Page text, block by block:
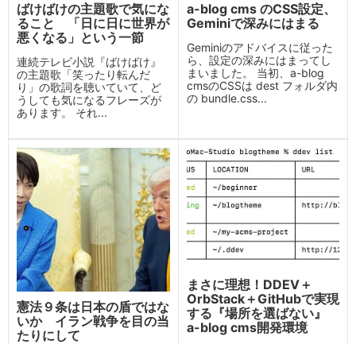
ばけばけの主題歌で気にな
ること 「日に日に世界が
悪くなる」という一節
連続テレビ小説『ばけばけ』
の主題歌「笑ったり転んだ
り」の歌詞を聴いていて、ど
うしても気になるフレーズが
あります。 それ...
a-blog cms のCSS設定、
Geminiで深みにはまる
Geminiのアドバイスに従った
ら、設定の深みにはまってし
まいました。 当初、a-blog
cmsのCSSは dest フォルダ内
の bundle.css...
憲法９条は日本の盾ではな
いか イラン戦争を目の当
たりにして
まさに理想！DDEV＋
OrbStack＋GitHubで実現
する『場所を選ばない』
a-blog cms開発環境